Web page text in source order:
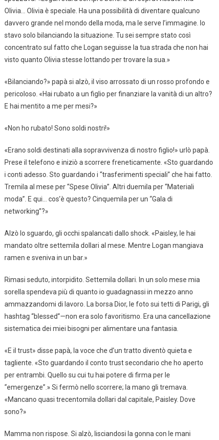
Olivia… Olivia è speciale. Ha una possibilità di diventare qualcuno
davvero grande nel mondo della moda, ma le serve l’immagine. Io
stavo solo bilanciando la situazione. Tu sei sempre stato così
concentrato sul fatto che Logan seguisse la tua strada che non hai
visto quanto Olivia stesse lottando per trovare la sua.»
«Bilanciando?» papà si alzò, il viso arrossato di un rosso profondo e
pericoloso. «Hai rubato a un figlio per finanziare la vanità di un altro?
E hai mentito a me per mesi?»
«Non ho rubato! Sono soldi nostri!»
«Erano soldi destinati alla sopravvivenza di nostro figlio!» urlò papà.
Prese il telefono e iniziò a scorrere freneticamente. «Sto guardando
i conti adesso. Sto guardando i “trasferimenti speciali” che hai fatto.
Tremila al mese per “Spese Olivia”. Altri duemila per “Materiali
moda”. E qui… cos’è questo? Cinquemila per un “Gala di
networking”?»
Alzò lo sguardo, gli occhi spalancati dallo shock. «Paisley, le hai
mandato oltre settemila dollari al mese. Mentre Logan mangiava
ramen e sveniva in un bar.»
Rimasi seduto, intorpidito. Settemila dollari. In un solo mese mia
sorella spendeva più di quanto io guadagnassi in mezzo anno
ammazzandomi di lavoro. La borsa Dior, le foto sui tetti di Parigi, gli
hashtag “blessed”—non era solo favoritismo. Era una cancellazione
sistematica dei miei bisogni per alimentare una fantasia.
«E il trust» disse papà, la voce che d’un tratto diventò quieta e
tagliente. «Sto guardando il conto trust secondario che ho aperto
per entrambi. Quello su cui tu hai potere di firma per le
“emergenze”.» Si fermò nello scorrere; la mano gli tremava.
«Mancano quasi trecentomila dollari dal capitale, Paisley. Dove
sono?»
Mamma non rispose. Si alzò, lisciandosi la gonna con le mani